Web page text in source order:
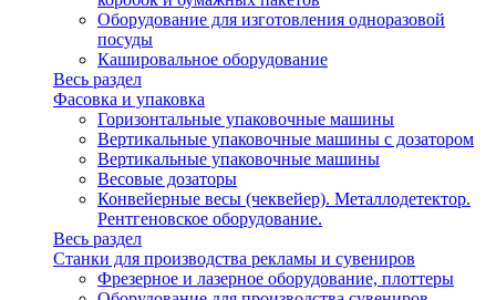
Оборудование для изготовления одноразовой
посуды
Кашировальное оборудование
Весь раздел
Фасовка и упаковка
Горизонтальные упаковочные машины
Вертикальные упаковочные машины с дозатором
Вертикальные упаковочные машины
Весовые дозаторы
Конвейерные весы (чеквейер). Металлодетектор.
Рентгеновское оборудование.
Весь раздел
Станки для производства рекламы и сувениров
Фрезерное и лазерное оборудование, плоттеры